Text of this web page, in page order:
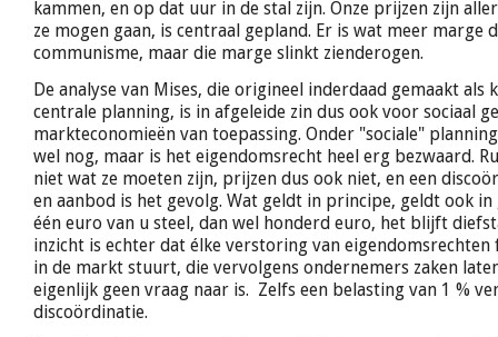
kammen, en op dat uur in de stal zijn. Onze prijzen zijn
ze mogen gaan, is centraal gepland. Er is wat meer marge
communisme, maar die marge slinkt zienderogen.
De analyse van Mises, die origineel inderdaad gemaakt als
centrale planning, is in afgeleide zin dus ook voor sociaal
markteconomieën van toepassing. Onder "sociale"
wel nog, maar is het eigendomsrecht heel erg bezwaard.
niet wat ze moeten zijn, prijzen dus ook niet, en een
en aanbod is het gevolg. Wat geldt in principe, geldt ook
één euro van u steel, dan wel honderd euro, het blijft
inzicht is echter dat élke verstoring van
in de markt stuurt, die vervolgens ondernemers zaken
eigenlijk geen vraag naar is. Zelfs een belasting van 1 %
discoördinatie.